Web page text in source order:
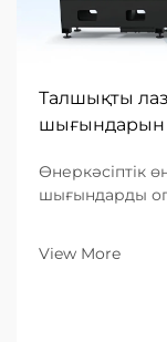
Талшықты
шығындарын
Өнеркәсіптік
шығындарды
табылады.
View More